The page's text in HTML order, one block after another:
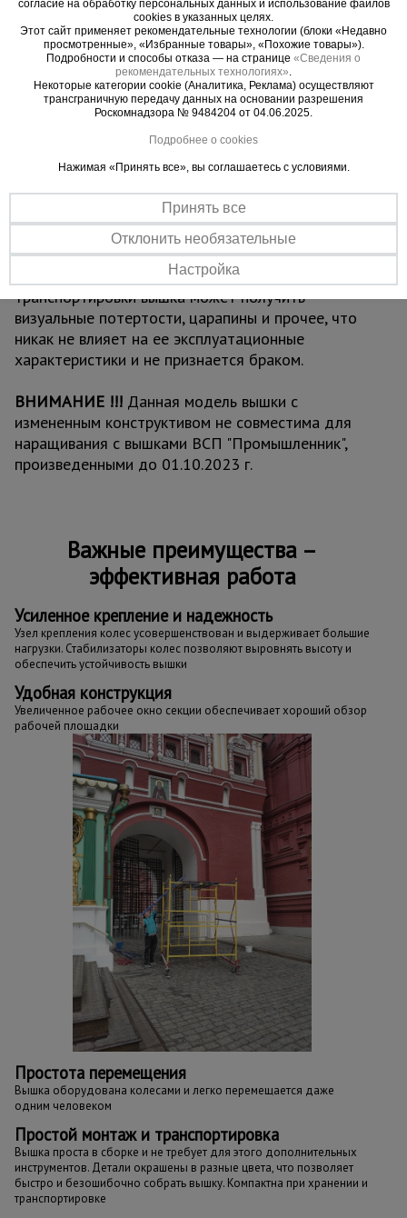
люк для безопасного и удобного перемещения
для проведения работ. Также настилы можно
размещать на разных уровнях вышки для
одновременных работ, соблюдая технику
безопасности. Помните, вышка выдерживает
ВАЖНО:при высоте вышки более 5 метров
рекомендуем использовать комплект
для обеспечения лучшей
устойчивости и безопасности проводимых на
вышке работ.
Обращаем ваше внимание, что в процессе
транспортировки вышка может получить
визуальные потертости, царапины и прочее, что
никак не влияет на ее эксплуатационные
характеристики и не признается браком.
ВНИМАНИЕ !!! Данная модель вышки с
измененным конструктивом не совместима для
наращивания с вышками ВСП "Промышленник",
произведенными до 01.10.2023 г.
Важные преимущества –
эффективная работа
Усиленное крепление и надежность
Узел крепления колес усовершенствован и выдерживает большие
нагрузки. Стабилизаторы колес позволяют выровнять высоту и
обеспечить устойчивость вышки
Удобная конструкция
Увеличенное рабочее окно секции обеспечивает хороший обзор
рабочей площадки
Простота перемещения
Вышка оборудована колесами и легко перемещается даже
одним человеком
Простой монтаж и транспортировка
Вышка проста в сборке и не требует для этого дополнительных
инструментов. Детали окрашены в разные цвета, что позволяет
быстро и безошибочно собрать вышку. Компактна при хранении и
транспортировке
согласие на обработку персональных данных и использование файлов
cookies в указанных целях.
Этот сайт применяет рекомендательные технологии (блоки «Недавно
просмотренные», «Избранные товары», «Похожие товары»).
Подробности и способы отказа — на странице «Сведения о
рекомендательных технологиях»
Некоторые категории cookie (Аналитика, Реклама) осуществляют
трансграничную передачу данных на основании разрешения
Роскомнадзора № 9484204 от 04.06.2025.
Подробнее о cookies
Нажимая «Принять все», вы соглашаетесь с условиями.
Принять все
Отклонить необязательные
Настройка